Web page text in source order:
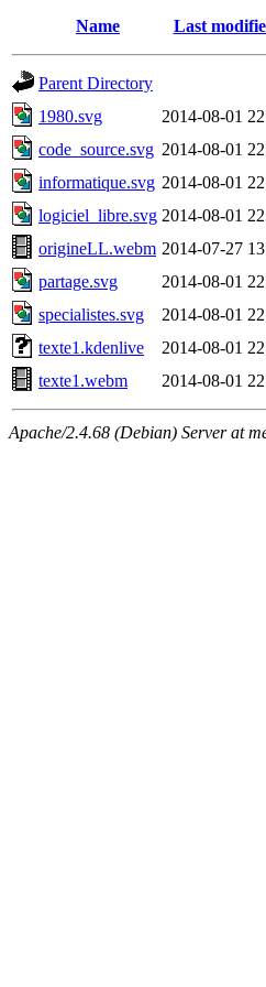
Name Last
Parent Directory
1980.svg
2014-08-01
code_source.svg 2014-08-01
informatique.svg 2014-08-01
logiciel_libre.svg 2014-08-01
origineLL.webm 2014-07-27
partage.svg
2014-08-01
specialistes.svg
2014-08-01
texte1.kdenlive
2014-08-01
texte1.webm
2014-08-01
Apache/2.4.68 (Debian) Server at